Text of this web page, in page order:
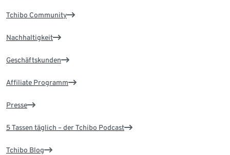
Tchibo Community
Nachhaltigkeit
Geschäftskunden
Affiliate Programm
Presse
5 Tassen täglich – der Tchibo Podcast
Tchibo Blog